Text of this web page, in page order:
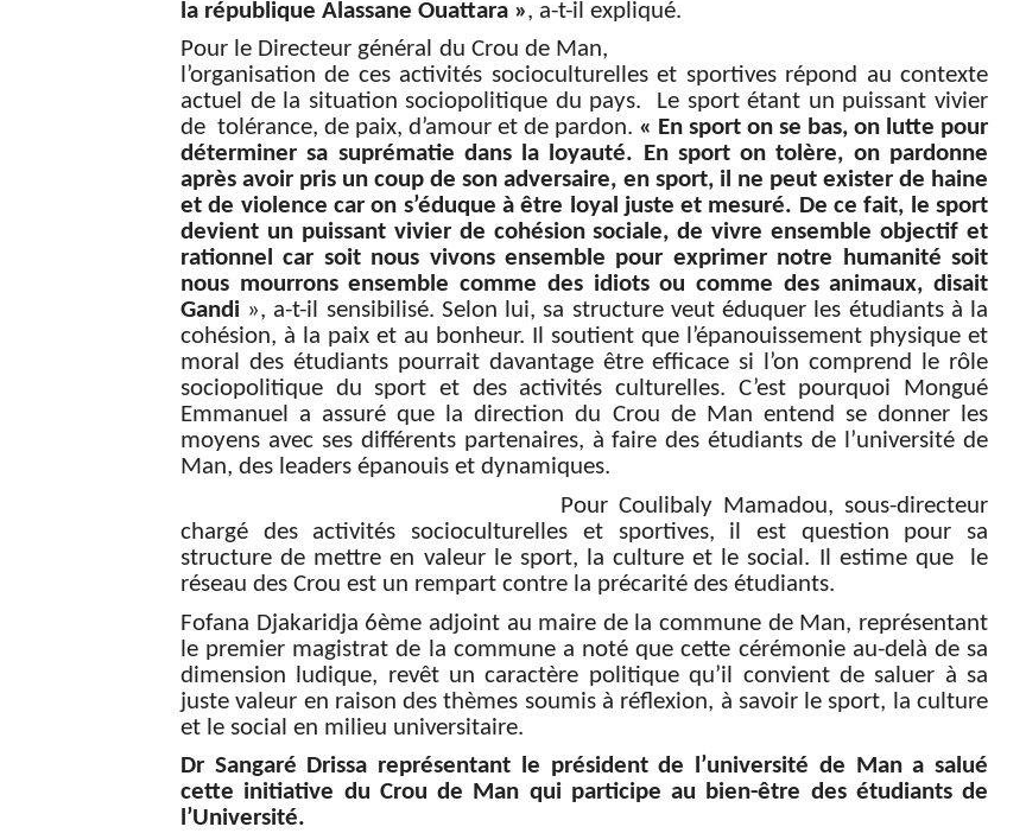
la république Alassane Ouattara », a-t-il expliqué.
Pour le Directeur général du Crou de Man,
l’organisation de ces activités socioculturelles et sportives répond au contexte
actuel de la situation sociopolitique du pays. Le sport étant un puissant vivier
de tolérance, de paix, d’amour et de pardon. « En sport on se bas, on lutte pour
déterminer sa suprématie dans la loyauté. En sport on tolère, on pardonne
après avoir pris un coup de son adversaire, en sport, il ne peut exister de haine
et de violence car on s’éduque à être loyal juste et mesuré. De ce fait, le sport
devient un puissant vivier de cohésion sociale, de vivre ensemble objectif et
rationnel car soit nous vivons ensemble pour exprimer notre humanité soit
nous mourrons ensemble comme des idiots ou comme des animaux, disait
Gandi », a-t-il sensibilisé. Selon lui, sa structure veut éduquer les étudiants à la
cohésion, à la paix et au bonheur. Il soutient que l’épanouissement physique et
moral des étudiants pourrait davantage être efficace si l’on comprend le rôle
sociopolitique du sport et des activités culturelles. C’est pourquoi Mongué
Emmanuel a assuré que la direction du Crou de Man entend se donner les
moyens avec ses différents partenaires, à faire des étudiants de l’université de
Man, des leaders épanouis et dynamiques.
Pour Coulibaly Mamadou, sous-directeur
chargé des activités socioculturelles et sportives, il est question pour sa
structure de mettre en valeur le sport, la culture et le social. Il estime que le
réseau des Crou est un rempart contre la précarité des étudiants.
Fofana Djakaridja 6ème adjoint au maire de la commune de Man, représentant
le premier magistrat de la commune a noté que cette cérémonie au-delà de sa
dimension ludique, revêt un caractère politique qu’il convient de saluer à sa
juste valeur en raison des thèmes soumis à réflexion, à savoir le sport, la culture
et le social en milieu universitaire.
Dr Sangaré Drissa représentant le président de l’université de Man a salué
cette initiative du Crou de Man qui participe au bien-être des étudiants de
l’Université.